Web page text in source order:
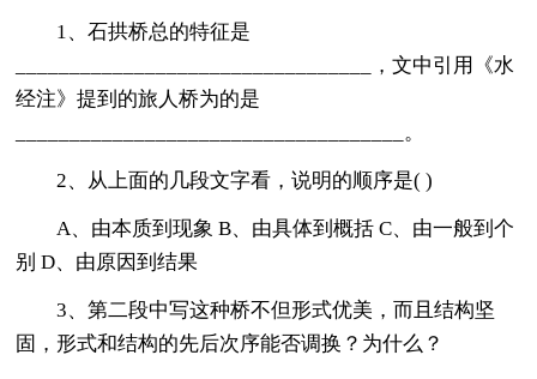
1、石拱桥总的特征是
_________________________________，文中引用《水
经注》提到的旅人桥为的是
____________________________________。
2、从上面的几段文字看，说明的顺序是( )
A、由本质到现象 B、由具体到概括 C、由一般到个
别 D、由原因到结果
3、第二段中写这种桥不但形式优美，而且结构坚
固，形式和结构的先后次序能否调换？为什么？